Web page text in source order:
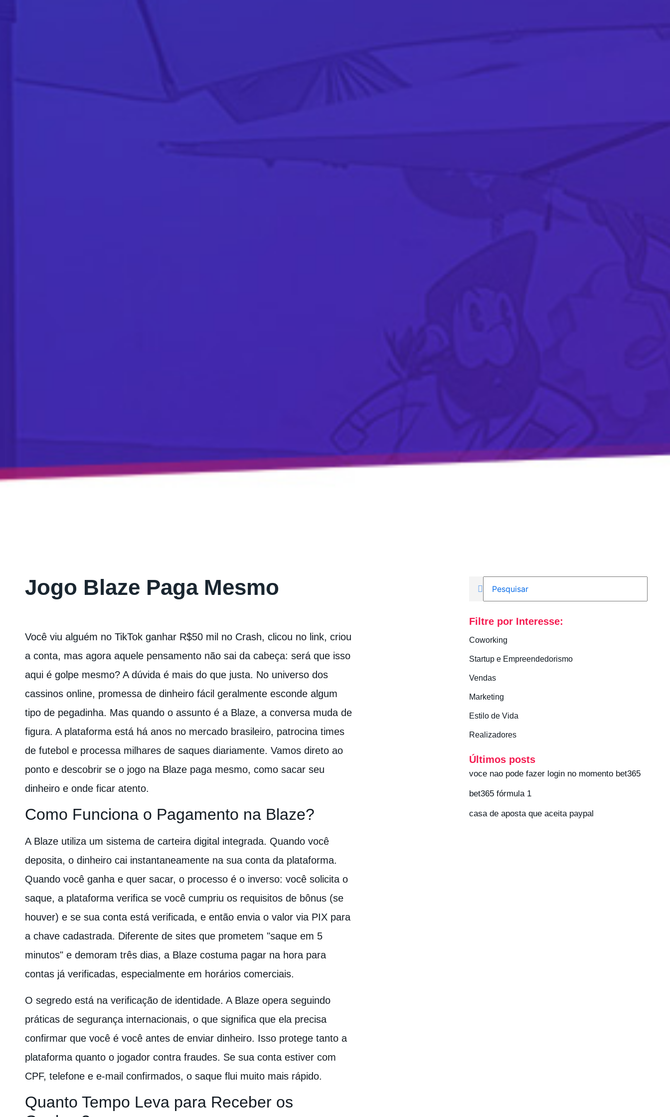
Jogo Blaze Paga Mesmo
Você viu alguém no TikTok ganhar R$50 mil no Crash, clicou no link, criou
a conta, mas agora aquele pensamento não sai da cabeça: será que isso
aqui é golpe mesmo? A dúvida é mais do que justa. No universo dos
cassinos online, promessa de dinheiro fácil geralmente esconde algum
tipo de pegadinha. Mas quando o assunto é a Blaze, a conversa muda de
figura. A plataforma está há anos no mercado brasileiro, patrocina times
de futebol e processa milhares de saques diariamente. Vamos direto ao
ponto e descobrir se o jogo na Blaze paga mesmo, como sacar seu
dinheiro e onde ficar atento.
Como Funciona o Pagamento na Blaze?
A Blaze utiliza um sistema de carteira digital integrada. Quando você
deposita, o dinheiro cai instantaneamente na sua conta da plataforma.
Quando você ganha e quer sacar, o processo é o inverso: você solicita o
saque, a plataforma verifica se você cumpriu os requisitos de bônus (se
houver) e se sua conta está verificada, e então envia o valor via PIX para
a chave cadastrada. Diferente de sites que prometem "saque em 5
minutos" e demoram três dias, a Blaze costuma pagar na hora para
contas já verificadas, especialmente em horários comerciais.
O segredo está na verificação de identidade. A Blaze opera seguindo
práticas de segurança internacionais, o que significa que ela precisa
confirmar que você é você antes de enviar dinheiro. Isso protege tanto a
plataforma quanto o jogador contra fraudes. Se sua conta estiver com
CPF, telefone e e-mail confirmados, o saque flui muito mais rápido.
Quanto Tempo Leva para Receber os
Filtre por Interesse:
Coworking
Startup e Empreendedorismo
Vendas
Marketing
Estilo de Vida
Realizadores
Últimos posts
voce nao pode fazer login no momento bet365
bet365 fórmula 1
casa de aposta que aceita paypal